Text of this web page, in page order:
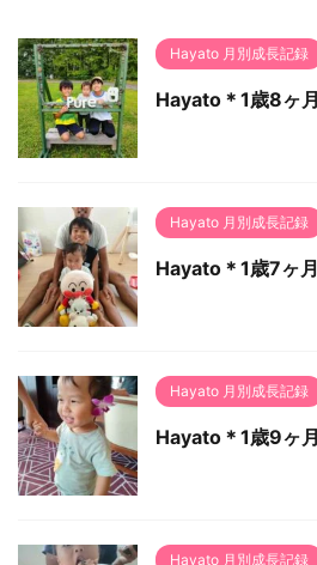
Hayato 月別成長記録
Hayato＊1歳8ヶ月
Hayato 月別成長記録
Hayato＊1歳7ヶ月
Hayato 月別成長記録
Hayato＊1歳9ヶ月
Hayato 月別成長記録